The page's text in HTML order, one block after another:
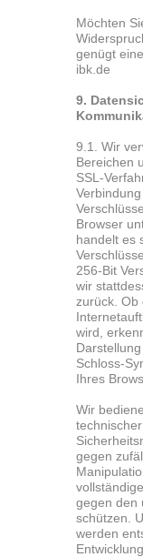
Möchten
genügt
ibk.de
9.
9.1. Wir
Bereichen
SSL-
Browser
handelt es
256-Bit
wir
zurück. Ob
wird,
Schloss-
Ihres
Wir
gegen
gegen den
schützen.
werden